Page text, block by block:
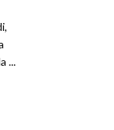
...